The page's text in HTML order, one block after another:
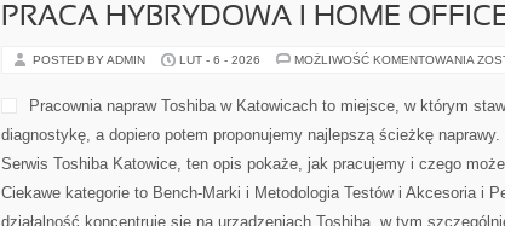
PRACA HYBRYDOWA I HOME
POSTED BY ADMIN LUT - 6 - 2026 MOŻLIWOŚĆ KOMENTOWANIA
Pracownia napraw Toshiba w Katowicach to miejsce, w którym
diagnostykę, a dopiero potem proponujemy najlepszą ścieżkę
Serwis Toshiba Katowice, ten opis pokaże, jak pracujemy i czego
Ciekawe kategorie to Bench-Marki i Metodologia Testów i Akcesoria i
działalność koncentruje się na urządzeniach Toshiba, w tym